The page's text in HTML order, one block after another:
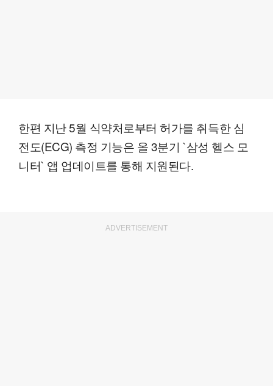
한편 지난 5월 식약처로부터 허가를 취득한 심
전도(ECG) 측정 기능은 올 3분기 `삼성 헬스 모
니터` 앱 업데이트를 통해 지원된다.
ADVERTISEMENT